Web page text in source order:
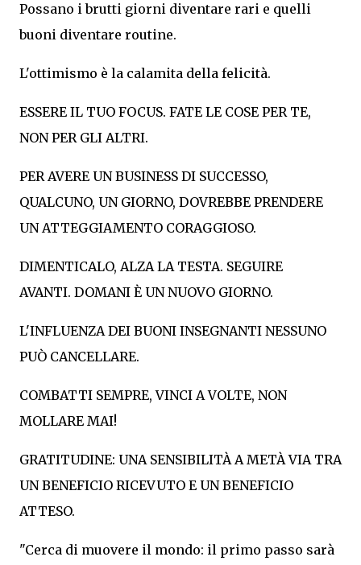
Possano i brutti giorni diventare rari e quelli
buoni diventare routine.
L'ottimismo è la calamita della felicità.
ESSERE IL TUO FOCUS. FATE LE COSE PER TE,
NON PER GLI ALTRI.
PER AVERE UN BUSINESS DI SUCCESSO,
QUALCUNO, UN GIORNO, DOVREBBE PRENDERE
UN ATTEGGIAMENTO CORAGGIOSO.
DIMENTICALO, ALZA LA TESTA. SEGUIRE
AVANTI. DOMANI È UN NUOVO GIORNO.
L'INFLUENZA DEI BUONI INSEGNANTI NESSUNO
PUÒ CANCELLARE.
COMBATTI SEMPRE, VINCI A VOLTE, NON
MOLLARE MAI!
GRATITUDINE: UNA SENSIBILITÀ A METÀ VIA TRA
UN BENEFICIO RICEVUTO E UN BENEFICIO
ATTESO.
"Cerca di muovere il mondo: il primo passo sarà